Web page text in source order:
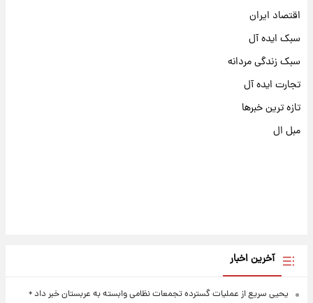
اقتصاد ایران
سبک ایده آل
سبک زندگی مردانه
تجارت ایده آل
تازه ترین خبرها
مبل ال
آخرین اخبار
یحیی سریع از عملیات گسترده تجمعات نظامی وابسته به عربستان خبر داد +